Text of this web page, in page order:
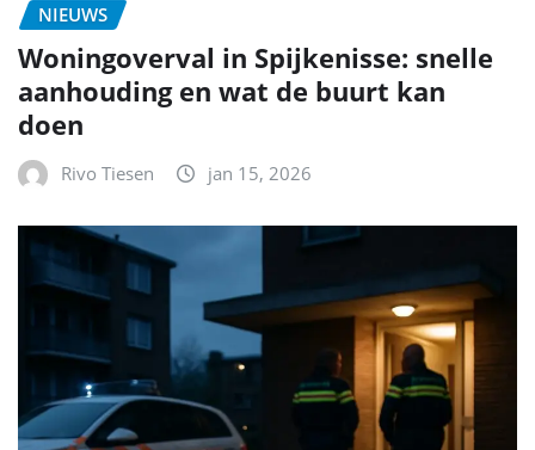
NIEUWS
Woningoverval in Spijkenisse: snelle
aanhouding en wat de buurt kan
doen
Rivo Tiesen jan 15, 2026